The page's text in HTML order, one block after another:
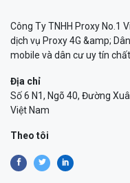
Công Ty TNHH Proxy No.1
dịch vụ Proxy 4G &amp;
mobile và dân cư uy tín
Địa chỉ
Số 6 N1, Ngõ 40, Đường
Việt Nam
Theo tôi